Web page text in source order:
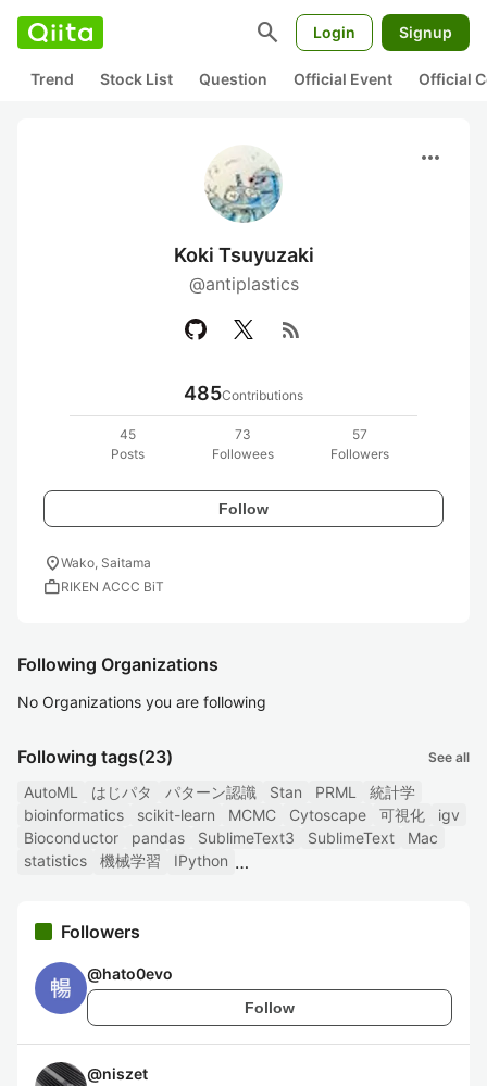
search Login Signup
Trend Stock List Question Official Event Official
more_horiz
Koki Tsuyuzaki
@antiplastics
rss_feed
485Contributions
45
Posts
73
Followees
57
Followers
Follow
location_onWako, Saitama
workRIKEN ACCC BiT
Following Organizations
No Organizations you are following
Following tags(23) See all
AutoML はじパタ パターン認識 Stan PRML
統計学
bioinformatics
scikit-learn MCMC Cytoscape 可視化
igv
Bioconductor
pandas SublimeText3 SublimeText
Mac
statistics
機械学習 IPython
Followers
@hato0evo
Follow
@niszet